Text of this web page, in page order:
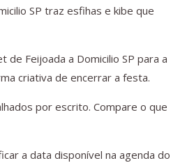
SP traz esfihas e kibe que
de Feijoada a Domicilio SP para a
criativa de encerrar a festa.
por escrito. Compare o que
a data disponível na agenda do